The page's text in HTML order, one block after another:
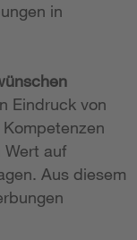
in
Eindruck von
Wert auf
Aus diesem